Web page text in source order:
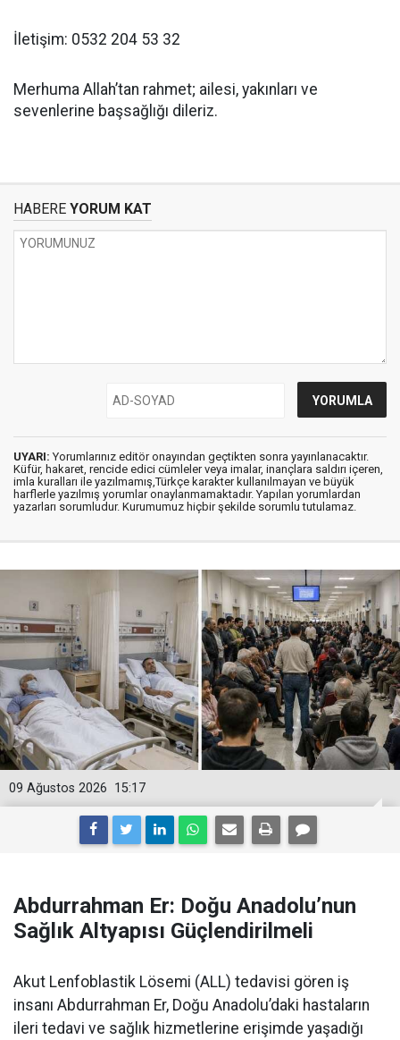
İletişim: 0532 204 53 32
Merhuma Allah’tan rahmet; ailesi, yakınları ve
sevenlerine başsağlığı dileriz.
HABERE YORUM KAT
UYARI: Yorumlarınız editör onayından geçtikten sonra yayınlanacaktır.
Küfür, hakaret, rencide edici cümleler veya imalar, inançlara saldırı içeren,
imla kuralları ile yazılmamış,Türkçe karakter kullanılmayan ve büyük
harflerle yazılmış yorumlar onaylanmamaktadır. Yapılan yorumlardan
yazarları sorumludur. Kurumumuz hiçbir şekilde sorumlu tutulamaz.
15:17
09 Ağustos 2026
Abdurrahman Er: Doğu Anadolu’nun
Sağlık Altyapısı Güçlendirilmeli
Akut Lenfoblastik Lösemi (ALL) tedavisi gören iş
insanı Abdurrahman Er, Doğu Anadolu’daki hastaların
ileri tedavi ve sağlık hizmetlerine erişimde yaşadığı